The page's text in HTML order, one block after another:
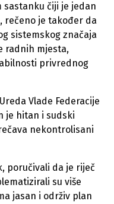
sastanku čiji je jedan
rečeno je također da
sistemskog značaja
radnih mjesta,
privrednog
Vlade Federacije
je hitan i sudski
nekontrolisani
poručivali da je riječ
su više
jasan i održiv plan